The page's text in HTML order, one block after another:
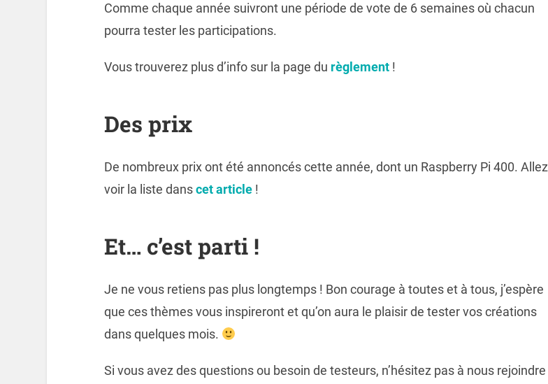
Comme chaque année suivront une période de vote de 6 semaines où chacun
pourra tester les participations.
Vous trouverez plus d’info sur la page du règlement!
Des prix
De nombreux prix ont été annoncés cette année, dont un Raspberry Pi 400. Allez
voir la liste danscet article!
Et… c’est parti !
Je ne vous retiens pas plus longtemps ! Bon courage à toutes et à tous, j’espère
que ces thèmes vous inspireront et qu’on aura le plaisir de tester vos créations
dans quelques mois.
Si vous avez des questions ou besoin de testeurs, n’hésitez pas à nous rejoindre